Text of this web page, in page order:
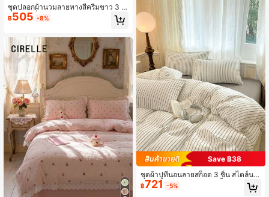
ชุดปลอกผ้านวมลายทางสีครีมขาว 3 ชิ้
น สไตล์ญี่ปุ่นมินิมอลโทนกลาง ใช้ได้ทุก
ฤดู วัสดุใยสังเคราะห์ (1 ปลอกผ้านวม +
มอน)
฿505 -8%
Save ฿38
ชุดผ้าปูที่นอนลายสก็อต 3 ชิ้น สไตล์นอ
ร์ดิก พร้อม ปลอกหมอน 2 ชิ้น + ปลอกผ้
านวม 1 ชิ้น
฿721 -5%